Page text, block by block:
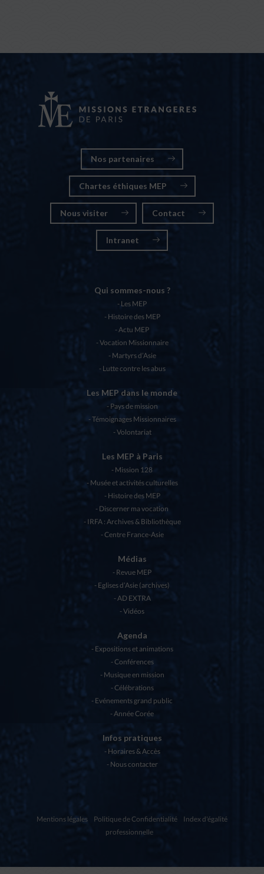
Nos partenaires
Chartes éthiques MEP
Nous visiter Contact
Intranet
Qui sommes-nous ?
Les MEP
Histoire des MEP
Actu MEP
Vocation Missionnaire
Martyrs d’Asie
Lutte contre les abus
Les MEP dans le monde
Pays de mission
Témoignages Missionnaires
Volontariat
Les MEP à Paris
Mission 128
Musée et activités culturelles
Histoire des MEP
Discerner ma vocation
IRFA : Archives & Bibliothèque
Centre France-Asie
Médias
Revue MEP
Eglises d’Asie (archives)
AD EXTRA
Vidéos
Agenda
Expositions et animations
Conférences
Musique en mission
Célébrations
Evénements grand public
Année Corée
Infos pratiques
Horaires & Accès
Nous contacter
Mentions légales Politique de Confidentialité
Index d'égalité
professionnelle